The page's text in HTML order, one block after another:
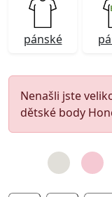
pánské
Nenašli jste
dětské body